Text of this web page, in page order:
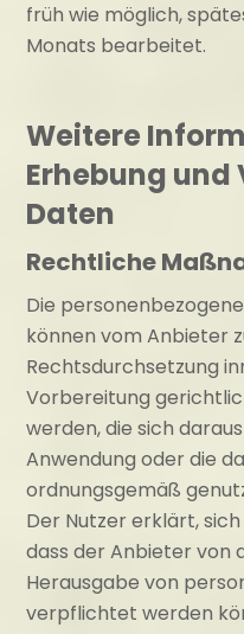
früh wie möglich,
Monats bearbeitet.
Weitere
Erhebung
Daten
Rechtliche
Die
können vom Anbieter
Rechtsdurchsetzung
Vorbereitung
werden, die sich
Anwendung oder die
ordnungsgemäß
Der Nutzer erklärt,
dass der Anbieter von
Herausgabe von
verpflichtet werden